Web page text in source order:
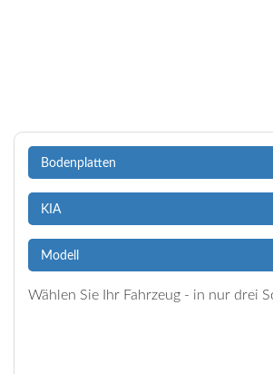
Wählen Sie Ihr Fahrzeug - in nur drei